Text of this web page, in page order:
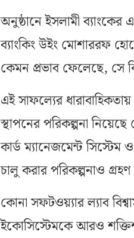
অনুষ্ঠানে ইসলামী
ব্যাংকিং উইং মোশাররফ
কেমন প্রভাব ফেলেছে, সে
এই সাফল্যের
স্থাপনের পরিকল্পনা
কার্ড ম্যানেজমেন্ট
চালু করার পরিকল্পনাও
কোনা সফটওয়্যার ল্যাব
ইকোসিস্টেমকে আরও